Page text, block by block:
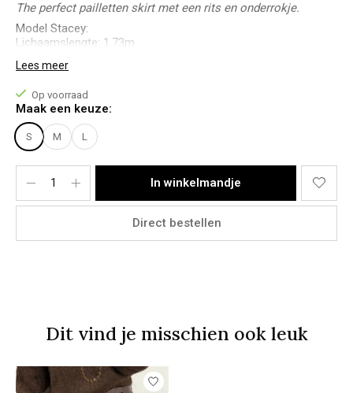
The perfect pailletten skirt met een rits en onderrokje.
Model Stacey:
Lichaamslengte: 1,73m
Onderkant: 38
Het rokje bevat geen stretch.
Materiaal:
100% Polyester.
Lees meer
Op voorraad
Maak een keuze:
S M L
In winkelmandje
Direct bestellen
Dit vind je misschien ook leuk
Items van productcarrousel